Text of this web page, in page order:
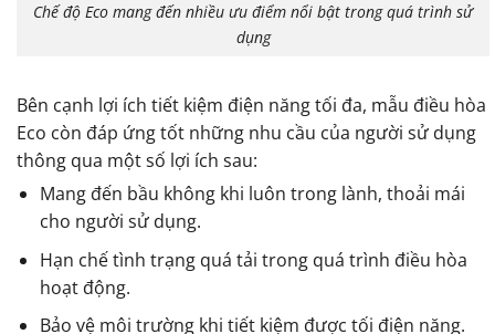
Chế độ Eco mang đến nhiều ưu điểm nổi bật trong quá trình sử
dụng
Bên cạnh lợi ích tiết kiệm điện năng tối đa, mẫu điều hòa
Eco còn đáp ứng tốt những nhu cầu của người sử dụng
thông qua một số lợi ích sau:
Mang đến bầu không khi luôn trong lành, thoải mái
cho người sử dụng.
Hạn chế tình trạng quá tải trong quá trình điều hòa
hoạt động.
Bảo vệ môi trường khi tiết kiệm được tối điện năng.